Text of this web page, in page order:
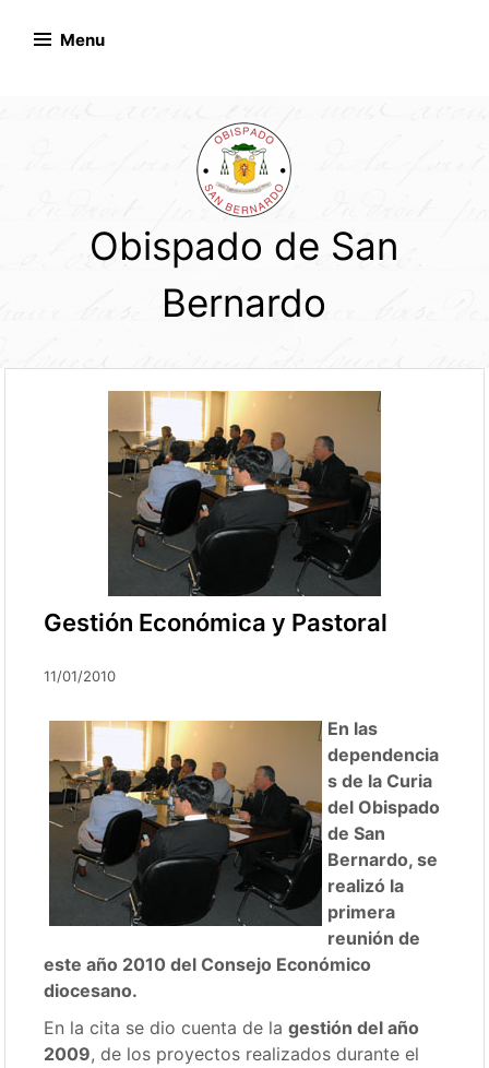
Menu
Obispado de San
Bernardo
Gestión Económica y Pastoral
11/01/2010
En las
dependencia
s de la Curia
del Obispado
de San
Bernardo, se
realizó la
primera
reunión de
este año 2010 del Consejo Económico
diocesano.
En la cita se dio cuenta de lagestión del año
2009, de los proyectos realizados durante el